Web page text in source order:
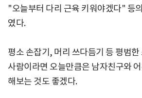
"오늘부터 다리 근육 키워야겠다" 등
였다.
평소 손잡기, 머리 쓰다듬기 등 평범
사람이라면 오늘만큼은 남자친구와
해보는 것도 좋겠다.